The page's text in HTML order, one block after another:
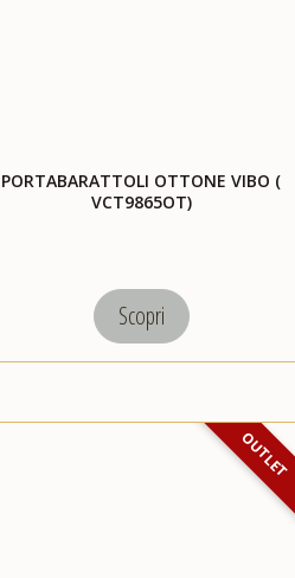
PORTABARATTOLI OTTONE VIBO (
VCT9865OT)
Scopri
OUTLET